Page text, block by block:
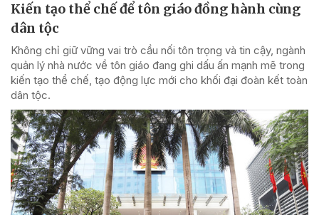
Kiến tạo thể chế để tôn giáo đồng hành cùng
dân tộc
Không chỉ giữ vững vai trò cầu nối tôn trọng và tin cậy, ngành
quản lý nhà nước về tôn giáo đang ghi dấu ấn mạnh mẽ trong
kiến tạo thể chế, tạo động lực mới cho khối đại đoàn kết toàn
dân tộc.